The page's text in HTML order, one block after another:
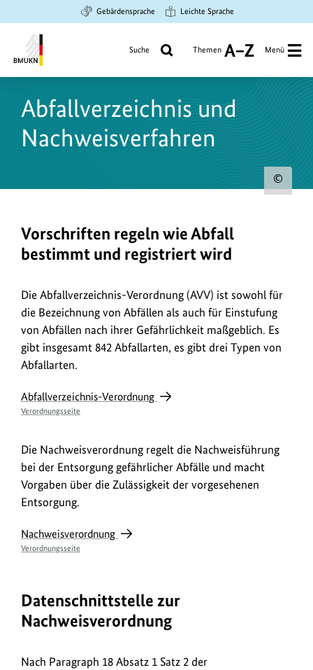
Hauptinhalt
springen
Suche
springen
Hauptnavigation
springen
Gebärdensprache Leichte Sprache
Umwelt,
Naturschutz
Sicherheit
Suche Themen
A
Z
Menü
Abfallverzeichnis und
Nachweisverfahren
Vorschriften regeln wie Abfall
bestimmt und registriert wird
Die Abfallverzeichnis-Verordnung (AVV) ist sowohl für
die Bezeichnung von Abfällen als auch für Einstufung
von Abfällen nach ihrer Gefährlichkeit maßgeblich. Es
gibt insgesamt 842 Abfallarten, es gibt drei Typen von
Abfallarten.
Abfallverzeichnis-Verordnung
Verordnungsseite
Die Nachweisverordnung regelt die Nachweisführung
bei der Entsorgung gefährlicher Abfälle und macht
Vorgaben über die Zulässigkeit der vorgesehenen
Entsorgung.
Nachweisverordnung
Verordnungsseite
Datenschnittstelle zur
Nachweisverordnung
Nach Paragraph 18 Absatz 1 Satz 2 der